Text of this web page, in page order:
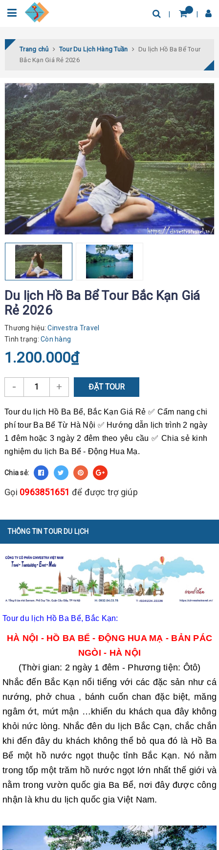
0932.04.03.78 Tìm thêm địa điểm
Trang chủ Tour Du Lịch Hàng Tuần
Du lịch Hồ Ba Bể Tour
Bắc Kạn Giá Rẻ 2026
Du lịch Hồ Ba Bể Tour Bắc Kạn Giá
Rẻ 2026
Thương hiệu: Cinvestra Travel
Tình trạng: Còn hàng
1.200.000₫
- + ĐẶT TOUR
Tour du lịch Hồ Ba Bể, Bắc Kạn Giá Rẻ ✅ Cẩm nang chi
phí tour Ba Bể Từ Hà Nội ✅ Hướng dẫn lịch trình 2 ngày
1 đêm hoặc 3 ngày 2 đêm theo yêu cầu ✅ Chia sẻ kinh
nghiệm du lịch Ba Bể - Động Hua Mạ.
Chia sẻ:
Gọi 0963851651 để được trợ giúp
THÔNG TIN TOUR DU LỊCH
Tour du lịch Hồ Ba Bể, Bắc Kạn:
HÀ NỘI - HỒ BA BỂ - ĐỘNG HUA MẠ - BẢN PÁC
NGÒI - HÀ NỘI
(Thời gian: 2 ngày 1 đêm - Phương tiện: Ôtô)
Nhắc đến Bắc Kạn nổi tiếng với các đặc sản như cá
nướng, phở chua , bánh cuốn chan đặc biệt, măng
ngâm ớt, mứt mận …khiến du khách qua đây không
khỏi nức lòng. Nhắc đên du lịch Bắc Cạn, chắc chắn
khi đến đây du khách không thể bỏ qua đó là Hồ Ba
Bể một hồ nước ngọt thuộc tỉnh Bắc Kạn. Nó nằm
trong tốp một trăm hồ nước ngọt lớn nhất thế giới và
nằm trong vườn quốc gia Ba Bể, nơi đây được công
nhận là khu du lịch quốc gia Việt Nam.